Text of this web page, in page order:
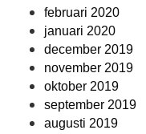
februari 2020
januari 2020
december 2019
november 2019
oktober 2019
september 2019
augusti 2019